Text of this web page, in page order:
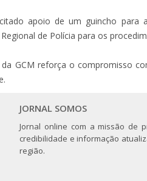
apoio de um guincho para
de Polícia para os
GCM reforça o compromisso
JORNAL SOMOS
Jornal online com a missão de
credibilidade e informação
região.